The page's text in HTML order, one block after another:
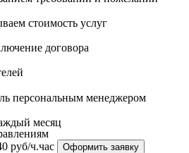
стоимость услуг
договора
персональным менеджером
месяц
руб/ч.час Оформить заявку